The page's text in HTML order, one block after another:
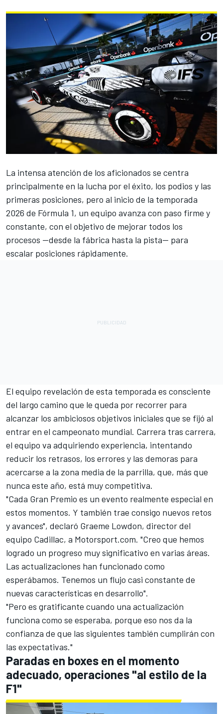
La intensa atención de los aficionados se centra
principalmente en la lucha por el éxito, los podios y las
primeras posiciones, pero al inicio de la temporada
2026 de Fórmula 1, un equipo avanza con paso firme y
constante, con el objetivo de mejorar todos los
procesos —desde la fábrica hasta la pista— para
escalar posiciones rápidamente.
El equipo revelación de esta temporada es consciente
del largo camino que le queda por recorrer para
alcanzar los ambiciosos objetivos iniciales que se fijó al
entrar en el campeonato mundial. Carrera tras carrera,
el equipo va adquiriendo experiencia, intentando
reducir los retrasos, los errores y las demoras para
acercarse a la zona media de la parrilla, que, más que
nunca este año, está muy competitiva.
"Cada Gran Premio es un evento realmente especial en
estos momentos. Y también trae consigo nuevos retos
y avances", declaró Graeme Lowdon, director del
equipo Cadillac, a Motorsport.com. "Creo que hemos
logrado un progreso muy significativo en varias áreas.
Las actualizaciones han funcionado como
esperábamos. Tenemos un flujo casi constante de
nuevas características en desarrollo".
"Pero es gratificante cuando una actualización
funciona como se esperaba, porque eso nos da la
confianza de que las siguientes también cumplirán con
las expectativas."
Paradas en boxes en el momento
adecuado, operaciones "al estilo de la
F1"